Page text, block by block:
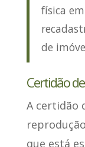
física
de
Certidão
A certidão
que está